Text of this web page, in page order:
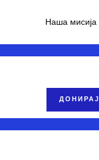
Наша мисија
ДОНИРАЈ